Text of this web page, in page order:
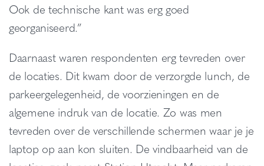
Ook de technische kant was erg goed
georganiseerd.”
Daarnaast waren respondenten erg tevreden over
de locaties. Dit kwam door de verzorgde lunch, de
parkeergelegenheid, de voorzieningen en de
algemene indruk van de locatie. Zo was men
tevreden over de verschillende schermen waar je je
laptop op aan kon sluiten. De vindbaarheid van de